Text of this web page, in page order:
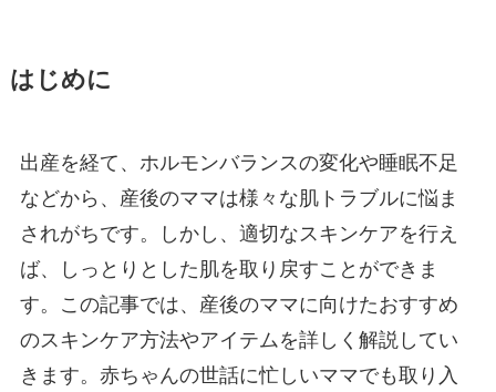
はじめに
出産を経て、ホルモンバランスの変化や睡眠不足
などから、産後のママは様々な肌トラブルに悩ま
されがちです。しかし、適切なスキンケアを行え
ば、しっとりとした肌を取り戻すことができま
す。この記事では、産後のママに向けたおすすめ
のスキンケア方法やアイテムを詳しく解説してい
きます。赤ちゃんの世話に忙しいママでも取り入